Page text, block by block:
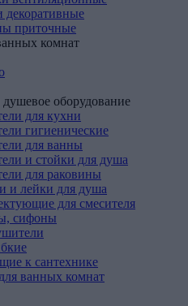
декоративные
приточные
комнат
душевое оборудование
для кухни
гигиенические
для ванны
и стойки для душа
для раковины
и лейки для душа
для смесителя
сифоны
к сантехнике
для ванных комнат